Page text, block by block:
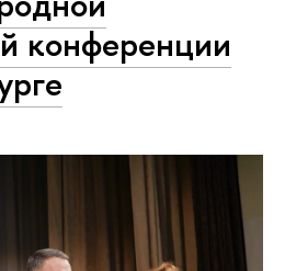
конференции